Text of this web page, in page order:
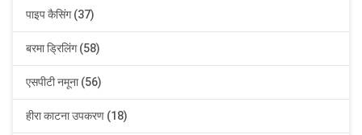
पाइप कैसिंग (37)
बरमा ड्रिलिंग (58)
एसपीटी नमूना (56)
हीरा काटना उपकरण (18)